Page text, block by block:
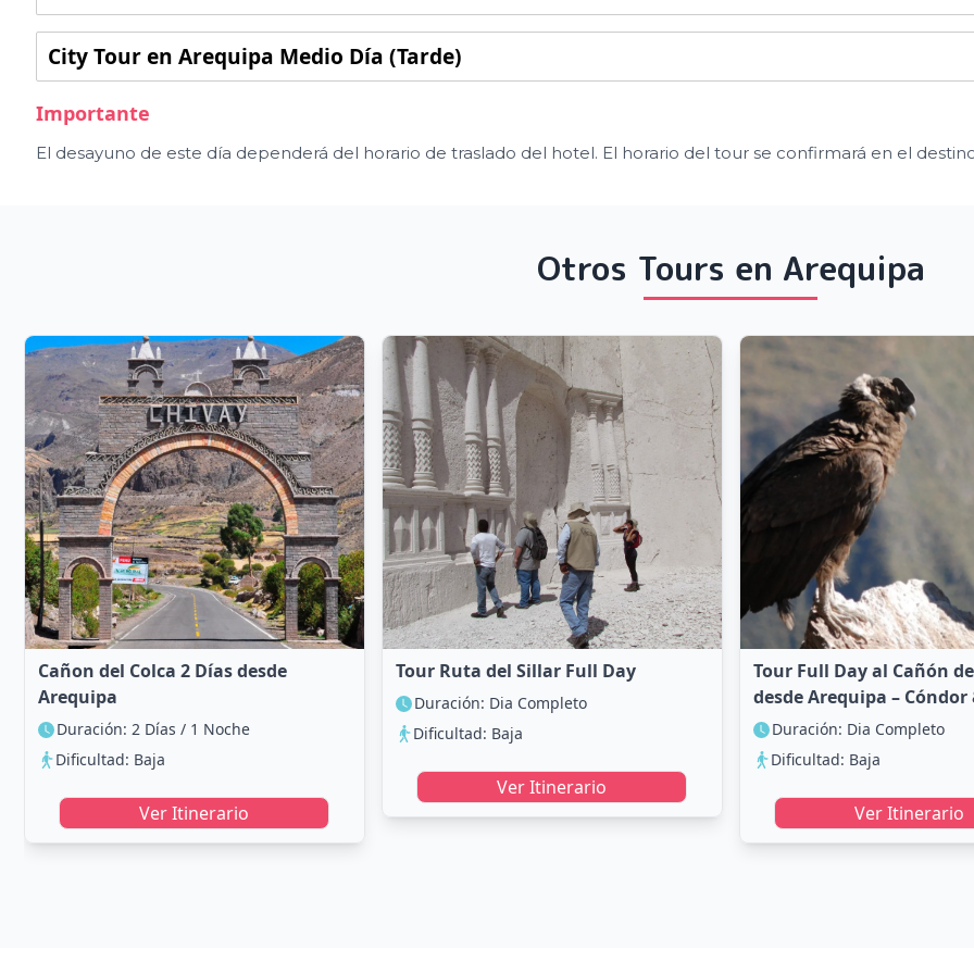
City Tour en Arequipa Medio Día (Tarde)
Importante
El desayuno de este día dependerá del horario de traslado del hotel. El horario del tour se confirmará en el
Otros Tours en Arequipa
Cañon del Colca 2 Días desde
Arequipa
Duración: 2 Días / 1 Noche
Dificultad: Baja
Ver Itinerario
Tour Ruta del Sillar Full Day
Duración: Dia Completo
Dificultad: Baja
Ver Itinerario
Tour Full Day al Cañón
desde Arequipa – Cóndor
Duración: Dia Completo
Dificultad: Baja
Ver Itinerario